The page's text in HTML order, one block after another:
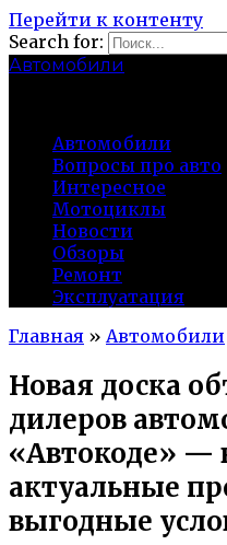
Перейти к контенту
Search for:
Автомобили
Автомобили
Вопросы про авто
Интересное
Мотоциклы
Новости
Обзоры
Ремонт
Эксплуатация
Главная » Автомобили
Новая доска
дилеров
«Автокоде» —
актуальные
выгодные